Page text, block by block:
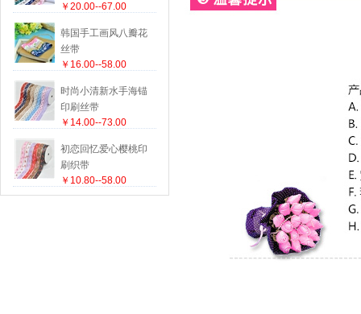
￥20.00--67.00
韩国手工画风八瓣花
丝带
￥16.00--58.00
时尚小清新水手海锚
印刷丝带
￥14.00--73.00
初恋回忆爱心樱桃印
刷织带
￥10.80--58.00